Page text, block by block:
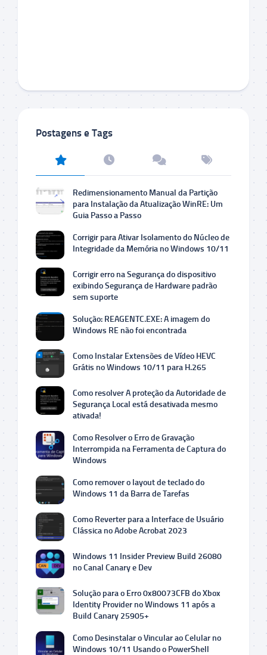
Postagens e Tags
Redimensionamento Manual da Partição
para Instalação da Atualização WinRE: Um
Guia Passo a Passo
Corrigir para Ativar Isolamento do Núcleo de
Integridade da Memória no Windows 10/11
Corrigir erro na Segurança do dispositivo
exibindo Segurança de Hardware padrão
sem suporte
Solução: REAGENTC.EXE: A imagem do
Windows RE não foi encontrada
Como Instalar Extensões de Vídeo HEVC
Grátis no Windows 10/11 para H.265
Como resolver A proteção da Autoridade de
Segurança Local está desativada mesmo
ativada!
Como Resolver o Erro de Gravação
Interrompida na Ferramenta de Captura do
Windows
Como remover o layout de teclado do
Windows 11 da Barra de Tarefas
Como Reverter para a Interface de Usuário
Clássica no Adobe Acrobat 2023
Windows 11 Insider Preview Build 26080
no Canal Canary e Dev
Solução para o Erro 0x80073CFB do Xbox
Identity Provider no Windows 11 após a
Build Canary 25905+
Como Desinstalar o Vincular ao Celular no
Windows 10/11 Usando o PowerShell